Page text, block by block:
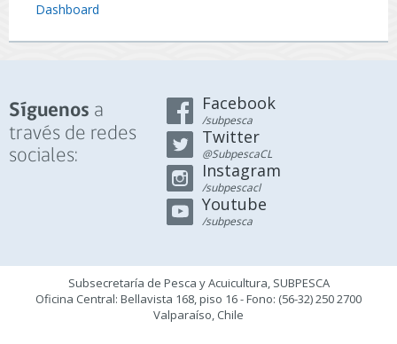
Dashboard
Síguenos a
través de redes
sociales:
Facebook
/subpesca
Twitter
@SubpescaCL
Instagram
/subpescacl
Youtube
/subpesca
Subsecretaría de Pesca y Acuicultura, SUBPESCA
Oficina Central: Bellavista 168, piso 16 - Fono: (56-32) 250 2700
Valparaíso, Chile